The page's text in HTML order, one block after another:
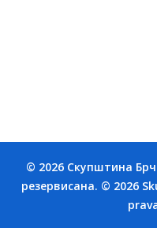
© 2026 Скупштина
резервисана. © 2026